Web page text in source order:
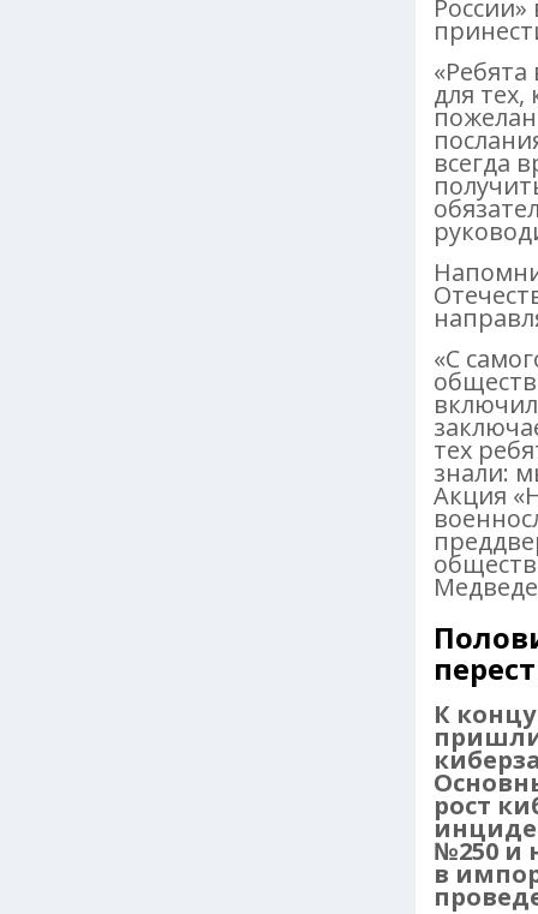
для
всегда
«С
тех
знали:
Акция
К
рост
№250 и
в